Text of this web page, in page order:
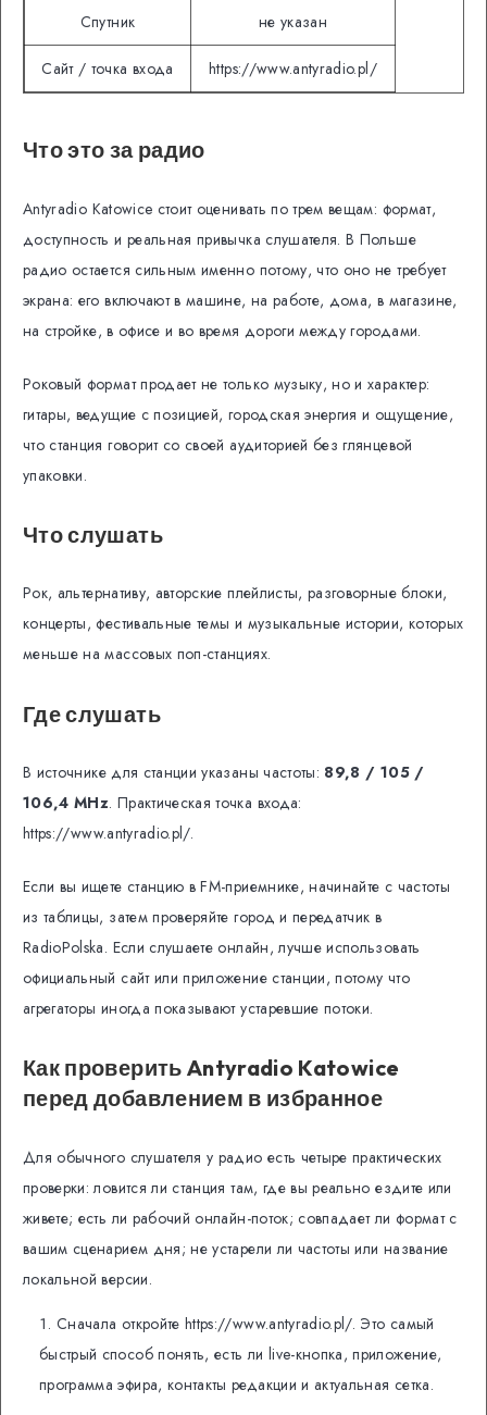
Спутник не указан
Сайт / точка входа https://www.antyradio.pl/
Что это за радио
Antyradio Katowice стоит оценивать по трем вещам: формат,
доступность и реальная привычка слушателя. В Польше
радио остается сильным именно потому, что оно не требует
экрана: его включают в машине, на работе, дома, в магазине,
на стройке, в офисе и во время дороги между городами.
Роковый формат продает не только музыку, но и характер:
гитары, ведущие с позицией, городская энергия и ощущение,
что станция говорит со своей аудиторией без глянцевой
упаковки.
Что слушать
Рок, альтернативу, авторские плейлисты, разговорные блоки,
концерты, фестивальные темы и музыкальные истории, которых
меньше на массовых поп-станциях.
Где слушать
В источнике для станции указаны частоты: 89,8 / 105 /
106,4 MHz. Практическая точка входа:
https://www.antyradio.pl/.
Если вы ищете станцию в FM-приемнике, начинайте с частоты
из таблицы, затем проверяйте город и передатчик в
RadioPolska. Если слушаете онлайн, лучше использовать
официальный сайт или приложение станции, потому что
агрегаторы иногда показывают устаревшие потоки.
Как проверить Antyradio Katowice
перед добавлением в избранное
Для обычного слушателя у радио есть четыре практических
проверки: ловится ли станция там, где вы реально ездите или
живете; есть ли рабочий онлайн-поток; совпадает ли формат с
вашим сценарием дня; не устарели ли частоты или название
локальной версии.
Сначала откройте https://www.antyradio.pl/. Это самый
быстрый способ понять, есть ли live-кнопка, приложение,
программа эфира, контакты редакции и актуальная сетка.